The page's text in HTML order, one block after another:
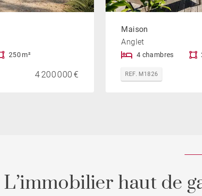
250 m²
4 200 000 €
Maison
Anglet
4 chambres
REF. M1826
L’immobilier haut de